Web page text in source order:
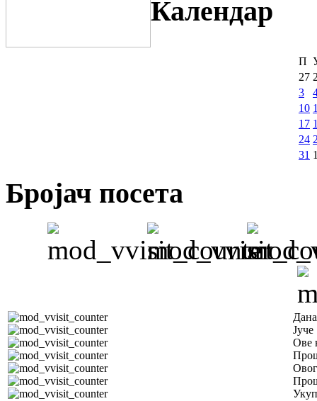
Календар
П
27
3
10
17
24
31
Бројач посета
Јуче
Ове